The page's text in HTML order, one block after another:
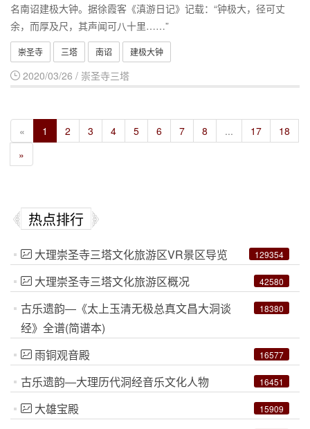
名南诏建极大钟。据徐霞客《滇游日记》记载：“钟极大，径可丈
余，而厚及尺，其声闻可八十里……”
崇圣寺 三塔 南诏 建极大钟
2020/03/26 / 崇圣寺三塔
« 1 2 3 4 5 6 7 8 ... 17
18
»
热点排行
129354
大理崇圣寺三塔文化旅游区VR景区导览
42580
大理崇圣寺三塔文化旅游区概况
18380
古乐遗韵―《太上玉清无极总真文昌大洞谈
经》全谱(简谱本)
16577
雨铜观音殿
16451
古乐遗韵―大理历代洞经音乐文化人物
15909
大雄宝殿